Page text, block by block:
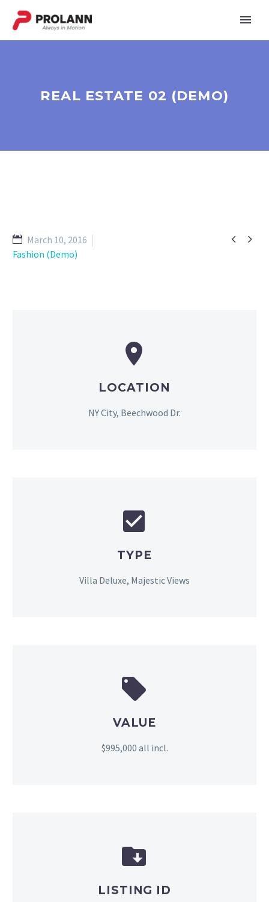
REAL ESTATE 02 (DEMO)
 
March 10, 2016
Fashion (Demo)


LOCATION
NY City, Beechwood Dr.


TYPE
Villa Deluxe, Majestic Views


VALUE
$995,000 all incl.


LISTING ID